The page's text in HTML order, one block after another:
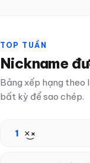
TOP TUẦN
Nickname
Bảng xếp hạng theo
bất kỳ để sao chép.
1 ×͜×